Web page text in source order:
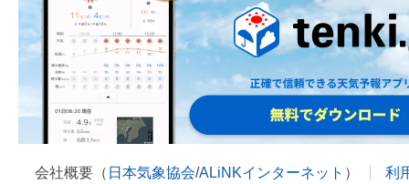
会社概要（ 日本気象協会/ALiNKインターネット ） 利